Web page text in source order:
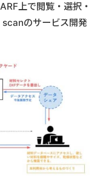
上で閲覧・選択・
scanのサービス開発